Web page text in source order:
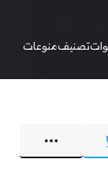
تصنيفمنوعات